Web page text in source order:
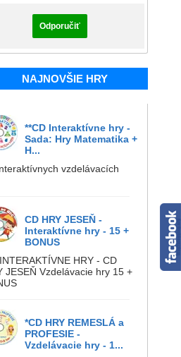
Odporučiť
NAJNOVŠIE HRY
**CD Interaktívne hry -
Sada: Hry Matematika +
H...
vzdelávacích
CD HRY JESEŇ -
Interaktívne hry - 15 +
BONUS
HRY - CD
JESEŇ Vzdelávacie hry 15 +
*CD HRY REMESLÁ a
PROFESIE -
Vzdelávacie hry - 1...